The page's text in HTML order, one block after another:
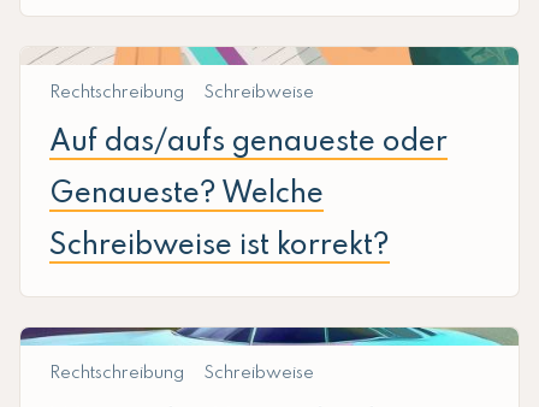
Rechtschreibung Schreibweise
Auf das/aufs genaueste oder
Genaueste? Welche
Schreibweise ist korrekt?
Rechtschreibung Schreibweise